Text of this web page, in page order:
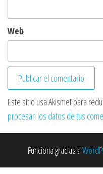
Web
Este sitio usa Akismet para
procesan los datos de tus
Funciona gracias a